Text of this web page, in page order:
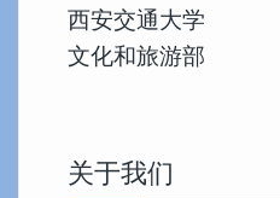
西安交通大学
文化和旅游部
关于我们